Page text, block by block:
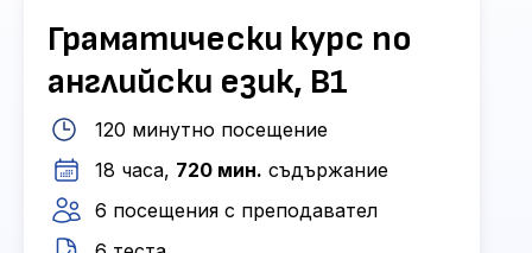
Граматически курс по
английски език, B1
120 минутно посещение
18 часа, 720 мин. съдържание
6 посещения с преподавател